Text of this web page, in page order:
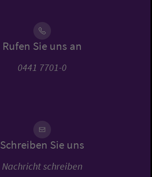
Rufen Sie uns an
0441 7701-0
Schreiben Sie uns
Nachricht schreiben